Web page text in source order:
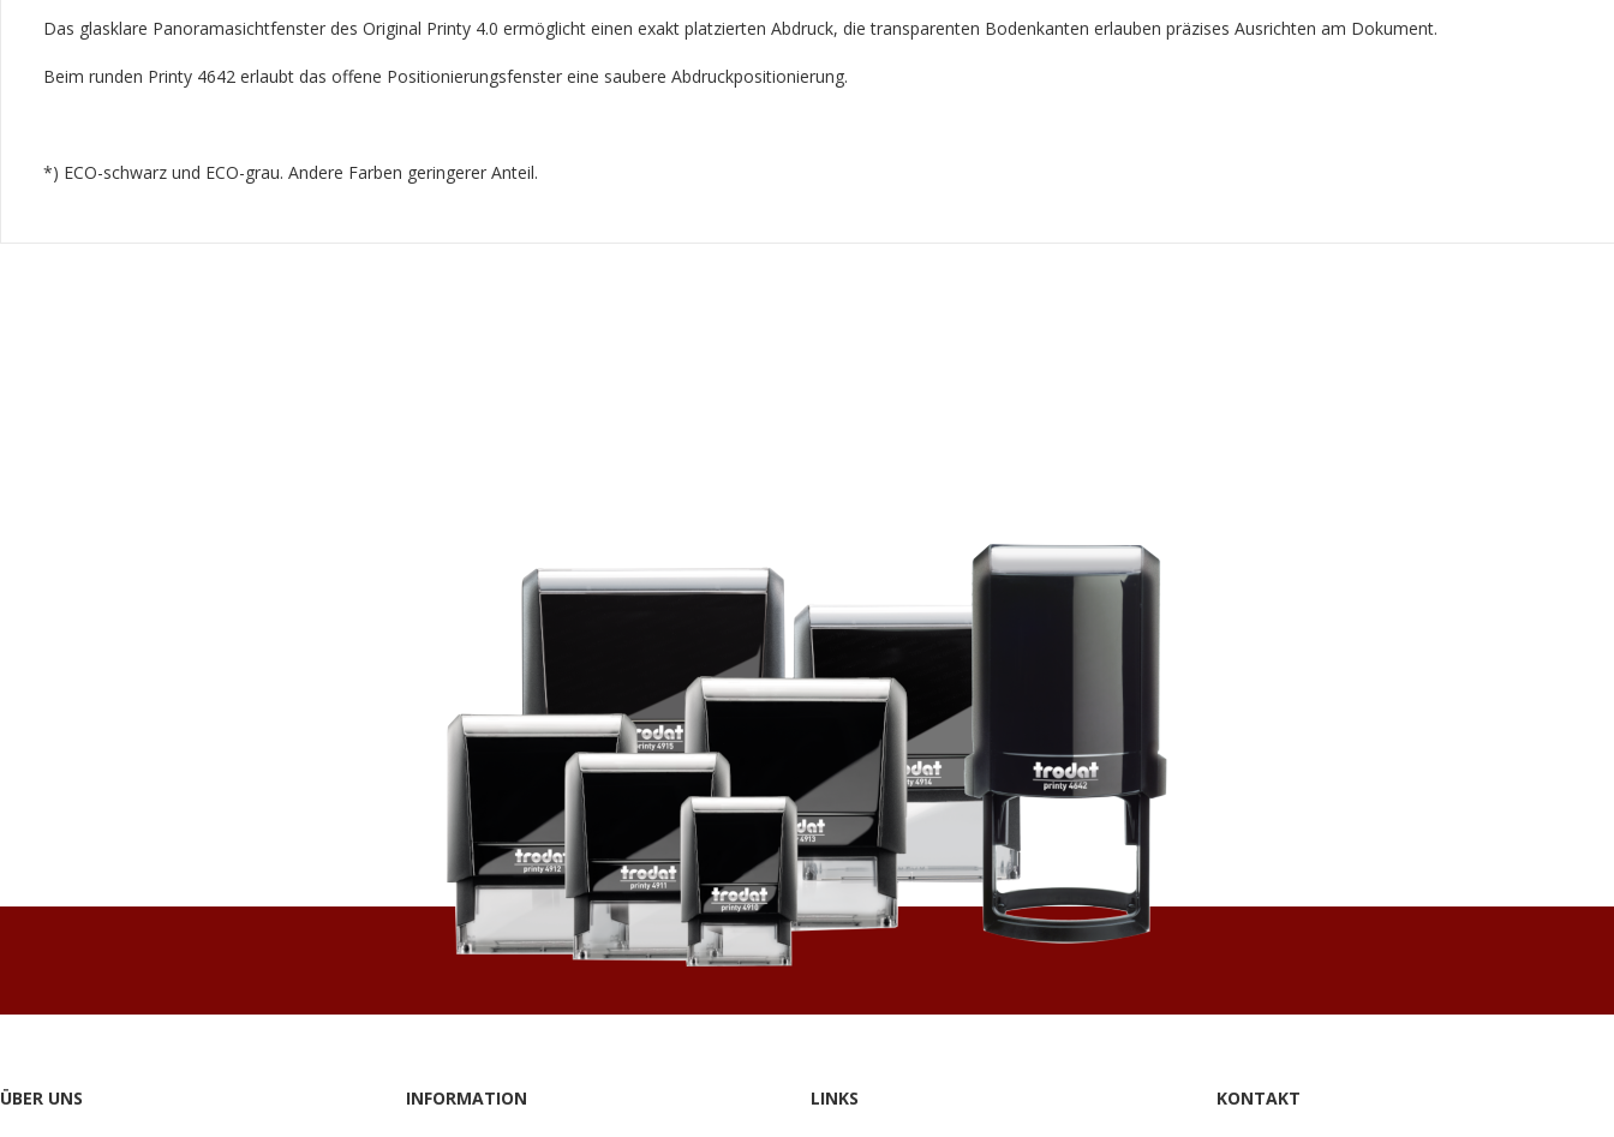
Das glasklare Panoramasichtfenster des Original Printy 4.0 ermöglicht einen exakt platzierten Abdruck, die transparenten Bodenkanten erlauben präzises Ausrichten am Dokument.
Beim runden Printy 4642 erlaubt das offene Positionierungsfenster eine saubere Abdruckpositionierung.
*) ECO-schwarz und ECO-grau. Andere Farben geringerer Anteil. ​​
ÜBER UNS INFORMATION LINKS KONTAKT